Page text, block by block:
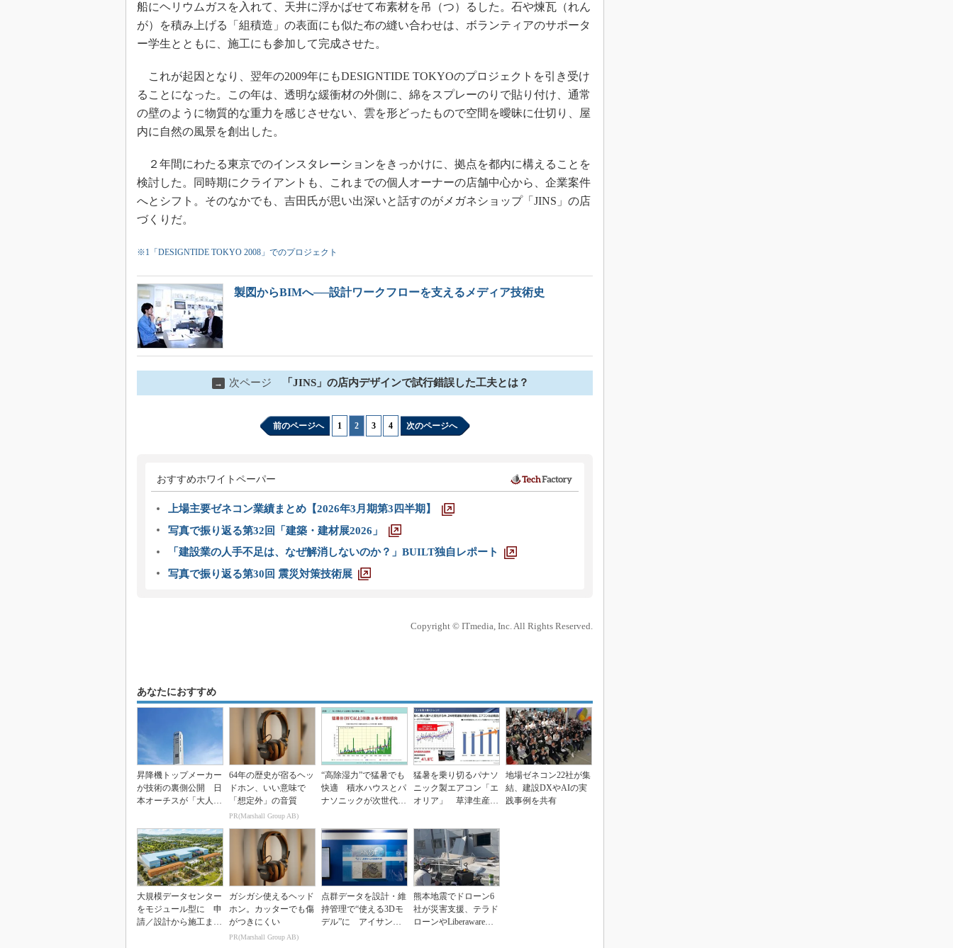
船にヘリウムガスを入れて、天井に浮かばせて布素材を吊（つ）るした。石や煉瓦（れん
が）を積み上げる「組積造」の表面にも似た布の縫い合わせは、ボランティアのサポータ
ー学生とともに、施工にも参加して完成させた。
これが起因となり、翌年の2009年にもDESIGNTIDE TOKYOのプロジェクトを引き受け
ることになった。この年は、透明な緩衝材の外側に、綿をスプレーのりで貼り付け、通常
の壁のように物質的な重力を感じさせない、雲を形どったもので空間を曖昧に仕切り、屋
内に自然の風景を創出した。
２年間にわたる東京でのインスタレーションをきっかけに、拠点を都内に構えることを
検討した。同時期にクライアントも、これまでの個人オーナーの店舗中心から、企業案件
へとシフト。そのなかでも、吉田氏が思い出深いと話すのがメガネショップ「JINS」の店
づくりだ。
※1「DESIGNTIDE TOKYO 2008」でのプロジェクト
製図からBIMへ──設計ワークフローを支えるメディア技術史
→ 次ページ 「JINS」の店内デザインで試行錯誤した工夫とは？
前のページへ 1 2 3 4 次のページへ
おすすめホワイトペーパー
上場主要ゼネコン業績まとめ【2026年3月期第3四半期】
写真で振り返る第32回「建築・建材展2026」
「建設業の人手不足は、なぜ解消しないのか？」BUILT独自レポート
写真で振り返る第30回 震災対策技術展
Copyright © ITmedia, Inc. All Rights Reserved.
あなたにおすすめ
昇降機トップメーカー
が技術の裏側公開 日
本オーチスが「大人の
64年の歴史が宿るヘッ
ドホン、いい意味で
「想定外」の音質
PR(Marshall Group AB)
“高除湿力”で猛暑でも
快適 積水ハウスとパ
ナソニックが次世代空
猛暑を乗り切るパナソ
ニック製エアコン「エ
オリア」 草津生産ラ
地場ゼネコン22社が集
結、建設DXやAIの実
践事例を共有
大規模データセンター
をモジュール型に 申
請／設計から施工まで
ガシガシ使えるヘッド
ホン。カッターでも傷
がつきにくい
PR(Marshall Group AB)
点群データを設計・維
持管理で“使える3Dモ
デル”に アイサンテ
熊本地震でドローン6
社が災害支援、テラド
ローンやLiberawareら